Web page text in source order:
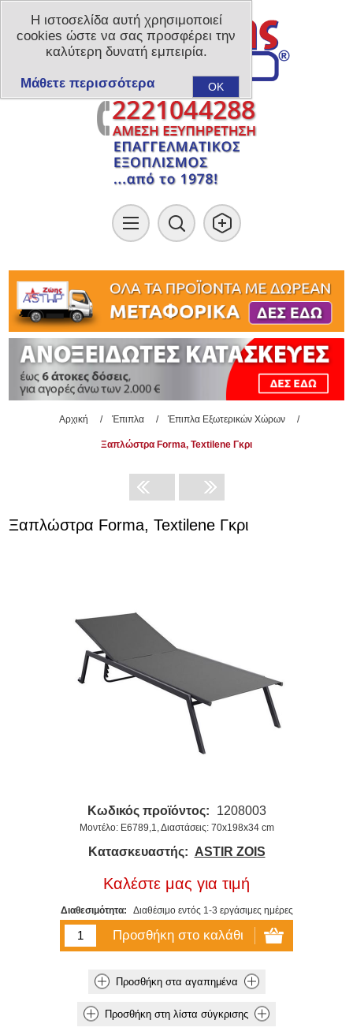
Αρχική / Έπιπλα / Έπιπλα Εξωτερικών Χώρων /
Ξαπλώστρα Forma, Textilene Γκρι
Ξαπλώστρα Forma, Textilene Γκρι
Κωδικός προϊόντος: 1208003
Μοντέλο: Ε6789,1, Διαστάσεις: 70x198x34 cm
Κατασκευαστής: ASTIR ZOIS
Καλέστε μας για τιμή
Διαθεσιμότητα: Διαθέσιμο εντός 1-3 εργάσιμες ημέρες
Η ιστοσελίδα αυτή χρησιμοποιεί
cookies ώστε να σας προσφέρει την
καλύτερη δυνατή εμπειρία.
OK
Μάθετε περισσότερα